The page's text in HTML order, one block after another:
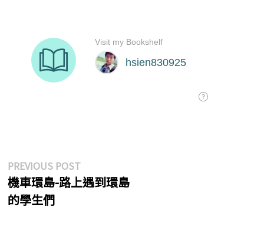
文
章
導
PREVIOUS POSTPrevious
post:
機車環島-路上遇到環島
的學生們